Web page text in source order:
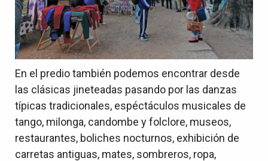
En el predio también podemos encontrar desde
las clásicas jineteadas pasando por las danzas
típicas tradicionales, espéctáculos musicales de
tango, milonga, candombe y folclore, museos,
restaurantes, boliches nocturnos, exhibición de
carretas antiguas, mates, sombreros, ropa,